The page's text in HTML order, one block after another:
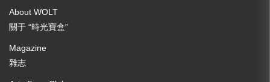
About WOLT
關于 “時光寶盒”
Magazine
雜志